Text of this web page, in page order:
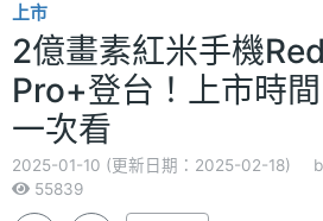
上市
2億畫素紅米手機
Pro+登台！上市時
一次看
2025-01-10 (更新日期：2025-02-18)
55839